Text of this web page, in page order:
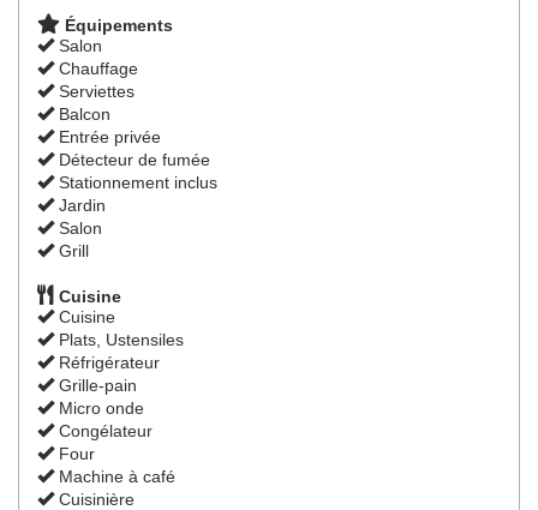
Équipements
Salon
Chauffage
Serviettes
Balcon
Entrée privée
Détecteur de fumée
Stationnement inclus
Jardin
Salon
Grill
Cuisine
Cuisine
Plats, Ustensiles
Réfrigérateur
Grille-pain
Micro onde
Congélateur
Four
Machine à café
Cuisinière